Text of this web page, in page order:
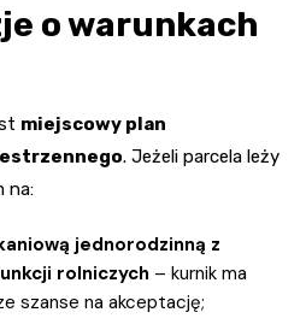
o warunkach
miejscowy plan
. Jeżeli parcela leży
na:
jednorodzinną z
rolniczych – kurnik ma
szanse na akceptację;